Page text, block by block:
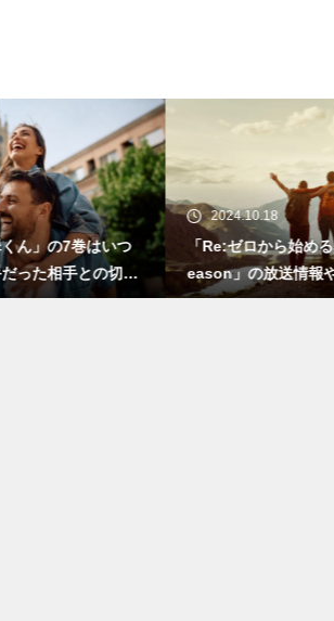
な
2024.10.18
「Re:ゼロから始める異世界生活 3rd s
eason」の放送情報やストーリーにつ
いて